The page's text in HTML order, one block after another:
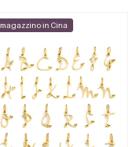
magazzino in Cina